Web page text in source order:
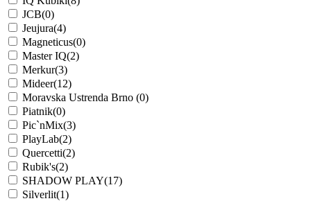
JCB(0)
Jeujura(4)
Magneticus(0)
Master IQ(2)
Merkur(3)
Mideer(12)
Moravska Ustrenda Brno (0)
Piatnik(0)
Pic`nMix(3)
PlayLab(2)
Quercetti(2)
Rubik's(2)
SHADOW PLAY(17)
Silverlit(1)